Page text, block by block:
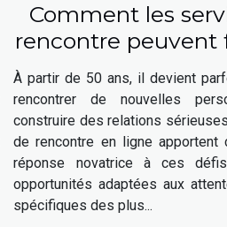
Comment les
rencontre peuvent
les relations
50 ans
À partir de 50 ans, il devient
rencontrer de nouvelles
construire des relations
de rencontre en ligne apportent
réponse novatrice à ces
opportunités adaptées aux
spécifiques des plus...